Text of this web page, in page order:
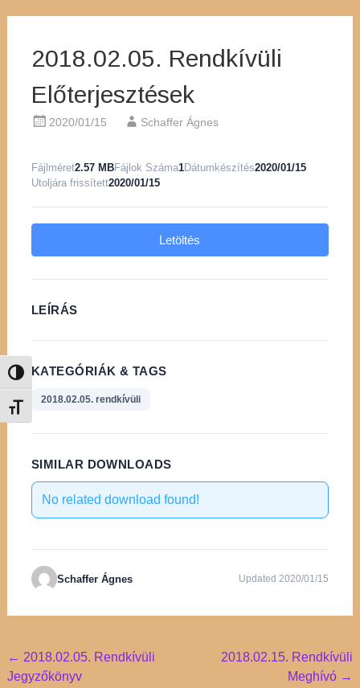
Nagy kontraszt váltása
Betűméret váltása
2018.02.05. Rendkívüli
Előterjesztések
2020/01/15 Schaffer Ágnes
Fájlméret2.57 MBFájlok Száma1Dátumkészítés2020/01/15
Utoljára frissített2020/01/15
Letöltés
LEÍRÁS
KATEGÓRIÁK & TAGS
2018.02.05. rendkívüli
SIMILAR DOWNLOADS
No related download found!
Schaffer Ágnes Updated 2020/01/15
Post
← 2018.02.05. Rendkívüli
Jegyzőkönyv
2018.02.15. Rendkívüli
Meghívó →